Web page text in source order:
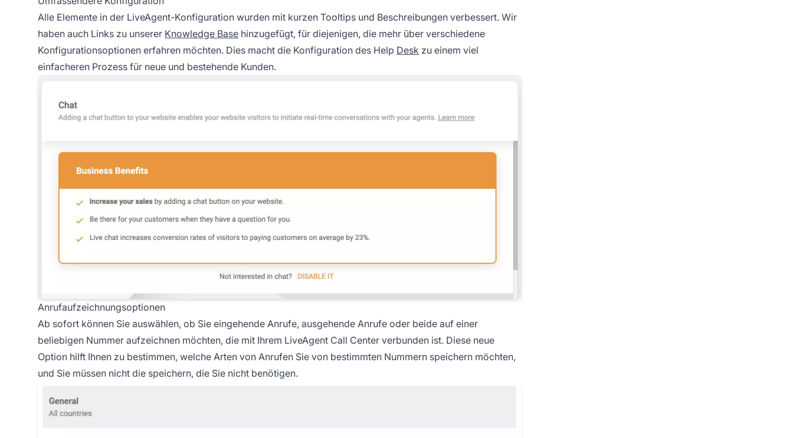
Alle Elemente in der LiveAgent-Konfiguration wurden mit kurzen Tooltips und Beschreibungen verbessert. Wir
haben auch Links zu unserer Knowledge Base hinzugefügt, für diejenigen, die mehr über verschiedene
Konfigurationsoptionen erfahren möchten. Dies macht die Konfiguration des Help Desk zu einem viel
einfacheren Prozess für neue und bestehende Kunden.
Anrufaufzeichnungsoptionen
Ab sofort können Sie auswählen, ob Sie eingehende Anrufe, ausgehende Anrufe oder beide auf einer
beliebigen Nummer aufzeichnen möchten, die mit Ihrem LiveAgent Call Center verbunden ist. Diese neue
Option hilft Ihnen zu bestimmen, welche Arten von Anrufen Sie von bestimmten Nummern speichern möchten,
und Sie müssen nicht die speichern, die Sie nicht benötigen.